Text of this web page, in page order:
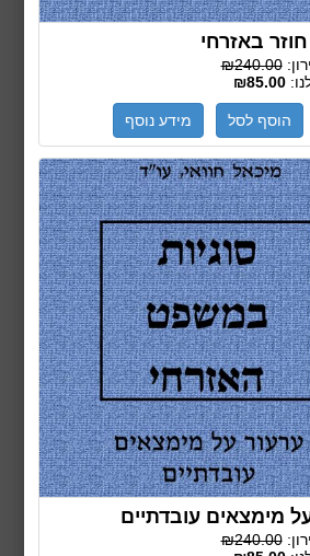
באזרחי
₪240.00
₪85.00
הוסף לסל מידע נוסף
מימצאים עובדתיים
₪240.00